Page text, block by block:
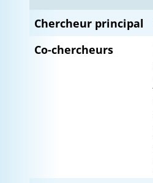
Chercheur principal
Co-chercheurs